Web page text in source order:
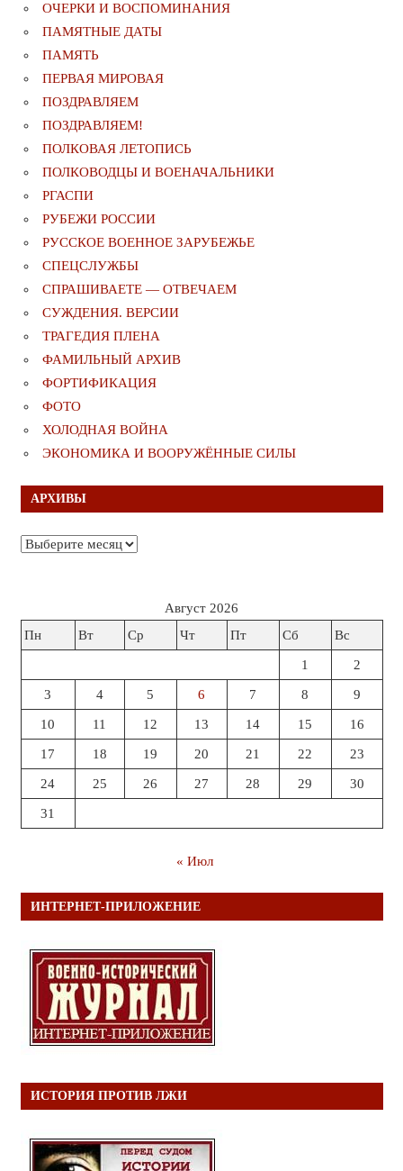
ОЧЕРКИ И ВОСПОМИНАНИЯ
ПАМЯТНЫЕ ДАТЫ
ПАМЯТЬ
ПЕРВАЯ МИРОВАЯ
ПОЗДРАВЛЯЕМ
ПОЗДРАВЛЯЕМ!
ПОЛКОВАЯ ЛЕТОПИСЬ
ПОЛКОВОДЦЫ И ВОЕНАЧАЛЬНИКИ
РГАСПИ
РУБЕЖИ РОССИИ
РУССКОЕ ВОЕННОЕ ЗАРУБЕЖЬЕ
СПЕЦСЛУЖБЫ
СПРАШИВАЕТЕ — ОТВЕЧАЕМ
СУЖДЕНИЯ. ВЕРСИИ
ТРАГЕДИЯ ПЛЕНА
ФАМИЛЬНЫЙ АРХИВ
ФОРТИФИКАЦИЯ
ФОТО
ХОЛОДНАЯ ВОЙНА
ЭКОНОМИКА И ВООРУЖЁННЫЕ СИЛЫ
АРХИВЫ
Архивы
Август 2026
Пн
Вт Ср Чт Пт Сб Вс
1 2
3 4 5 6 7 8 9
10 11 12 13 14 15 16
17 18 19 20 21 22 23
24 25 26 27 28 29 30
31
« Июл
ИНТЕРНЕТ-ПРИЛОЖЕНИЕ
ИСТОРИЯ ПРОТИВ ЛЖИ